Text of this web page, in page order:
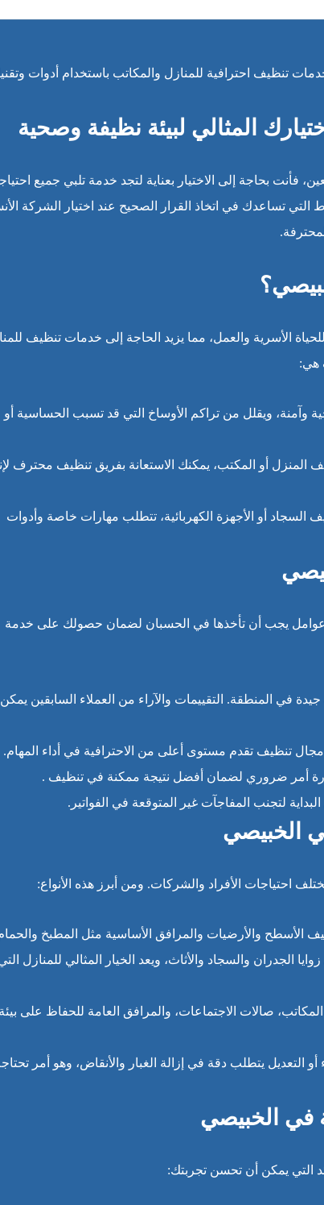
تنظيف احترافية للمنازل والمكاتب باستخدام أدوات
المثالي لبيئة نظيفة وصحية
بحاجة إلى الاختيار بعناية لتجد خدمة تلبي جميع
تساعدك في اتخاذ القرار الصحيح عند اختيار الشركة
الأسرية والعمل، مما يزيد الحاجة إلى خدمات تنظيف
هي:
ويقلل من تراكم الأوساخ التي قد تسبب الحساسية أو
أو المكتب، يمكنك الاستعانة بفريق تنظيف محترف
السجاد أو الأجهزة الكهربائية، تتطلب مهارات خاصة وأدوات
عوامل يجب أن تأخذها في الحسبان لضمان حصولك على خدمة
في المنطقة. التقييمات والآراء من العملاء السابقين
تنظيف تقدم مستوى أعلى من الاحترافية في أداء المهام.
أمر ضروري لضمان أفضل نتيجة ممكنة في تنظيف .
لتجنب المفاجآت غير المتوقعة في الفواتير.
الخبيصي
احتياجات الأفراد والشركات. ومن أبرز هذه الأنواع:
الأسطح والأرضيات والمرافق الأساسية مثل المطبخ
الجدران والسجاد والأثاث، ويعد الخيار المثالي للمنازل
صالات الاجتماعات، والمرافق العامة للحفاظ على بيئة
أو التعديل يتطلب دقة في إزالة الغبار والأنقاض، وهو أمر
في الخبيصي
التي يمكن أن تحسن تجربتك: